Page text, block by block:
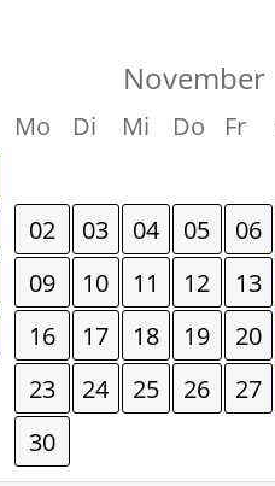
November
Mo Di Mi Do Fr
02
03 04 05 06
09
10 11 12 13
16
17 18 19 20
23
24 25 26 27
30